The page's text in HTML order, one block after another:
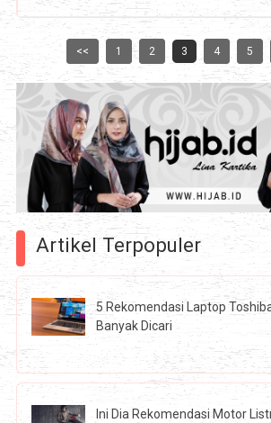
<< 1 2 3 4 5
Artikel Terpopuler
5 Rekomendasi Laptop
Banyak Dicari
Ini Dia Rekomendasi Motor